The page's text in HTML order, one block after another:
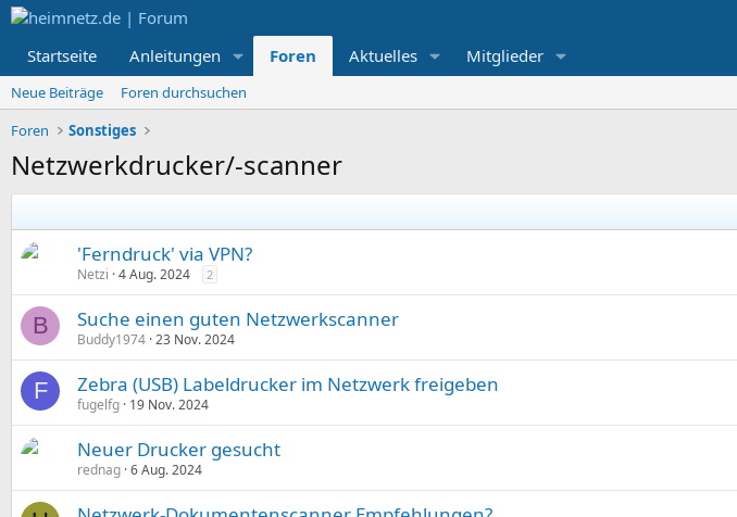
Startseite Anleitungen Foren Aktuelles Mitglieder
Neue Beiträge
Foren durchsuchen
Foren
Sonstiges
Netzwerkdrucker/-scanner
'Ferndruck' via VPN?
Netzi 4 Aug. 2024 2
B Suche einen guten Netzwerkscanner
Buddy1974 23 Nov. 2024
F Zebra (USB) Labeldrucker im Netzwerk freigeben
fugelfg 19 Nov. 2024
Neuer Drucker gesucht
rednag 6 Aug. 2024